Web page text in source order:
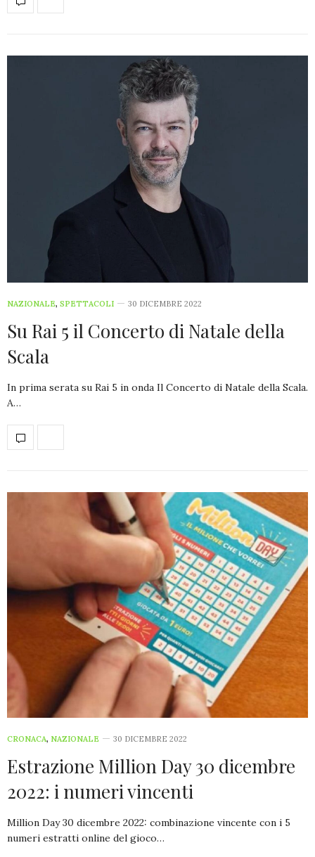
NAZIONALE, SPETTACOLI 30 DICEMBRE 2022
Su Rai 5 il Concerto di Natale della
Scala
In prima serata su Rai 5 in onda Il Concerto di Natale della Scala.
A…
CRONACA, NAZIONALE 30 DICEMBRE 2022
Estrazione Million Day 30 dicembre
2022: i numeri vincenti
Million Day 30 dicembre 2022: combinazione vincente con i 5
numeri estratti online del gioco…